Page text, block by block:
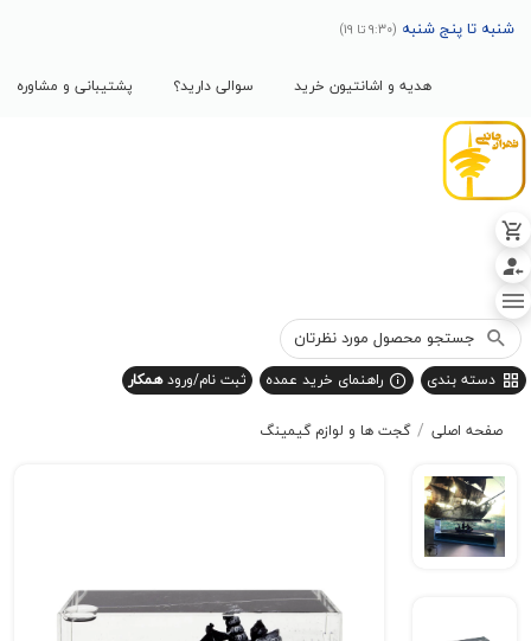
شنبه
هدیه و اشانتیون خرید سوالی دارید؟ پشتیبانی و مشاوره
راهنمای خرید عمده ثبت نام/ورودهمکار
/ گجت ها و لوازم گیمینگ